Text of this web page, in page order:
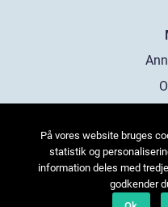
På vores website bruges
statistik og
information deles med
godkender